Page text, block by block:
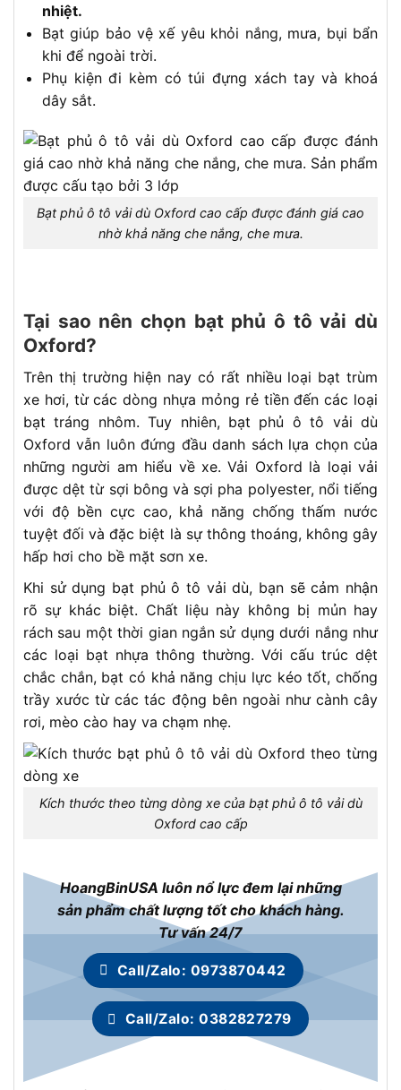
nhiệt.
Bạt giúp bảo vệ xế yêu khỏi nắng, mưa, bụi bẩn
khi để ngoài trời.
Phụ kiện đi kèm có túi đựng xách tay và khoá
dây sắt.
Bạt phủ ô tô vải dù Oxford cao cấp được đánh giá cao
nhờ khả năng che nắng, che mưa.
Tại sao nên chọn bạt phủ ô tô vải dù
Oxford?
Trên thị trường hiện nay có rất nhiều loại bạt trùm
xe hơi, từ các dòng nhựa mỏng rẻ tiền đến các loại
bạt tráng nhôm. Tuy nhiên, bạt phủ ô tô vải dù
Oxford vẫn luôn đứng đầu danh sách lựa chọn của
những người am hiểu về xe. Vải Oxford là loại vải
được dệt từ sợi bông và sợi pha polyester, nổi tiếng
với độ bền cực cao, khả năng chống thấm nước
tuyệt đối và đặc biệt là sự thông thoáng, không gây
hấp hơi cho bề mặt sơn xe.
Khi sử dụng bạt phủ ô tô vải dù, bạn sẽ cảm nhận
rõ sự khác biệt. Chất liệu này không bị mủn hay
rách sau một thời gian ngắn sử dụng dưới nắng như
các loại bạt nhựa thông thường. Với cấu trúc dệt
chắc chắn, bạt có khả năng chịu lực kéo tốt, chống
trầy xước từ các tác động bên ngoài như cành cây
rơi, mèo cào hay va chạm nhẹ.
Kích thước theo từng dòng xe của bạt phủ ô tô vải dù
Oxford cao cấp
HoangBinUSA luôn nổ lực đem lại những
sản phẩm chất lượng tốt cho khách hàng.
Tư vấn 24/7
Call/Zalo: 0973870442
Call/Zalo: 0382827279